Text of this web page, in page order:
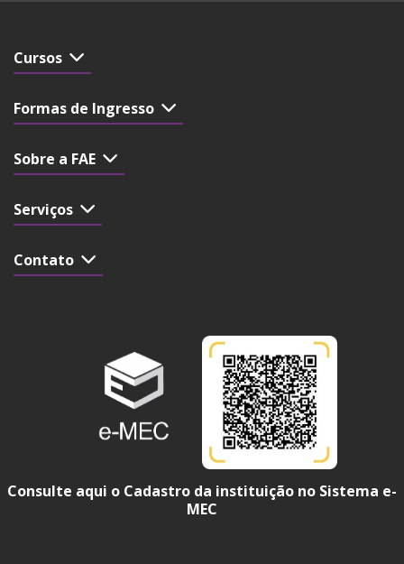
Cursos
Formas de Ingresso
Sobre a FAE
Serviços
Contato
Consulte aqui o Cadastro da instituição no Sistema e-
MEC